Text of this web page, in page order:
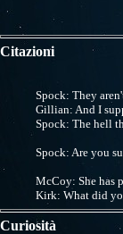
Citazioni
Spock: They
Gillian: And I
Spock: The hell
Spock: Are you
McCoy: She has
Kirk: What did
Curiosità